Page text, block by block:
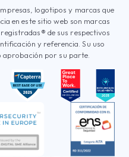
logotipos y marcas que
en este sitio web son marcas
de sus respectivos
y referencia. Su uso
aprobación por su parte.